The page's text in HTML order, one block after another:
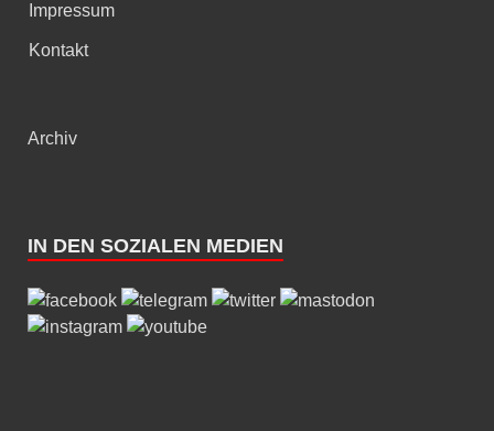
Impressum
Kontakt
Archiv
IN DEN SOZIALEN MEDIEN